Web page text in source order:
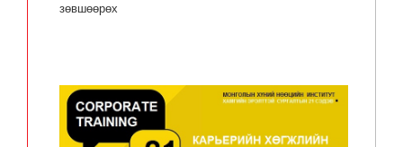
зөвшөөрөх